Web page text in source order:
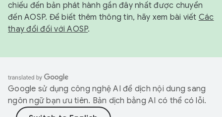
chiếu đến bản phát hành gần đây nhất được chuyển
đến AOSP. Để biết thêm thông tin, hãy xem bài viết Các
thay đổi đối với AOSP.
Google sử dụng công nghệ AI để dịch nội dung sang
ngôn ngữ bạn ưu tiên. Bản dịch bằng AI có thể có lỗi.